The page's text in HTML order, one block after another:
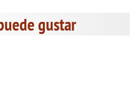
gustar